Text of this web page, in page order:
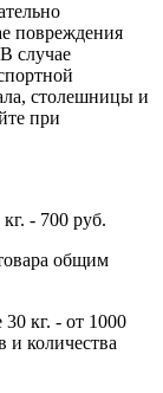
повреждения
случае
столешницы и
при
- 700 руб.
общим
кг. - от 1000
и количества